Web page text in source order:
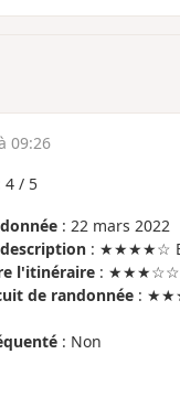
09:26
4 / 5
: 22 mars 2022
: ★★★★☆
l'itinéraire : ★★★☆☆
de randonnée :
: Non